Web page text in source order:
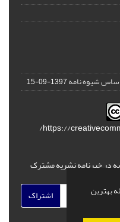
بهترین
شیوه نامه1397-09-15
https://
در خبرنامه نشریه مشترک
اشتراک